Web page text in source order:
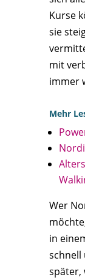
Kurse
sie
mit
immer
Mehr
Wer
in
schnell
später,